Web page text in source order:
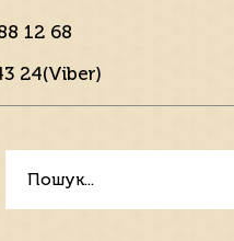
12 68
24(Viber)